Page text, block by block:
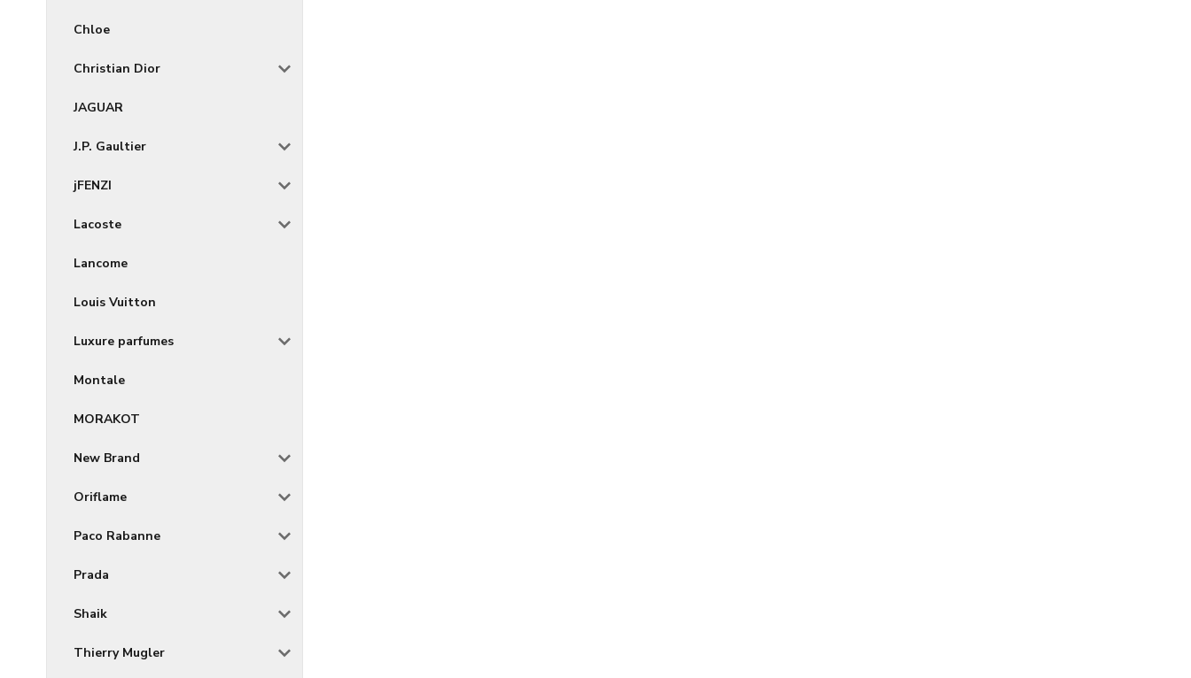
Chloe
Christian Dior
JAGUAR
J.P. Gaultier
jFENZI
Lacoste
Lancome
Louis Vuitton
Luxure parfumes
Montale
MORAKOT
New Brand
Oriflame
Paco Rabanne
Prada
Shaik
Thierry Mugler